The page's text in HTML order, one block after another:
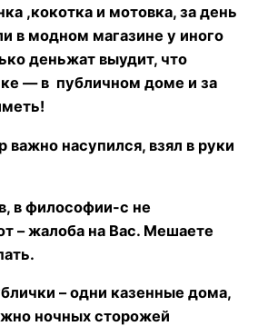
,кокотка и мотовка, за день
в модном магазине у иного
деньжат выудит, что
— в публичном доме и за
важно насупился, взял в руки
в философии-с не
– жалоба на Вас. Мешаете
– одни казенные дома,
ночных сторожей